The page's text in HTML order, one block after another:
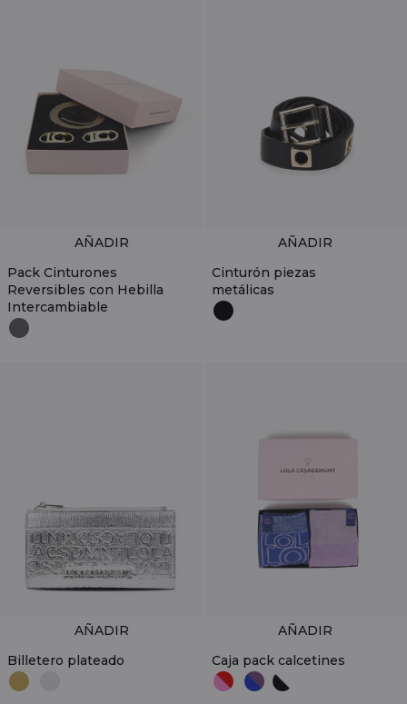
Pack Cinturones
Reversibles con Hebilla
Intercambiable
AÑADIR
Cinturón piezas
metálicas
AÑADIR
Billetero plateado
AÑADIR
Caja pack calcetines
AÑADIR